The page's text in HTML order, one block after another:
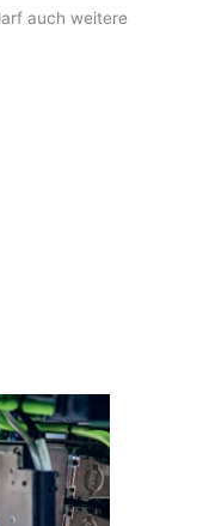
auch weitere